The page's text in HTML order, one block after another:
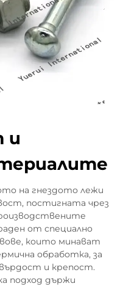
и
на гнездото лежи
постигната чрез
от специално
които минават
обработка, за
и крепост.
подход държи